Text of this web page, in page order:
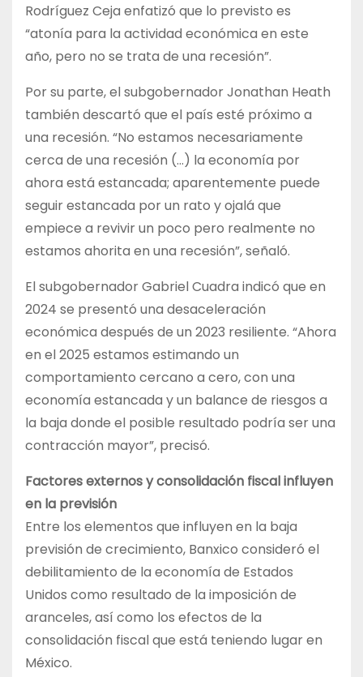
Rodríguez Ceja enfatizó que lo previsto es
“atonía para la actividad económica en este
año, pero no se trata de una recesión”.
Por su parte, el subgobernador Jonathan Heath
también descartó que el país esté próximo a
una recesión. “No estamos necesariamente
cerca de una recesión (…) la economía por
ahora está estancada; aparentemente puede
seguir estancada por un rato y ojalá que
empiece a revivir un poco pero realmente no
estamos ahorita en una recesión”, señaló.
El subgobernador Gabriel Cuadra indicó que en
2024 se presentó una desaceleración
económica después de un 2023 resiliente. “Ahora
en el 2025 estamos estimando un
comportamiento cercano a cero, con una
economía estancada y un balance de riesgos a
la baja donde el posible resultado podría ser una
contracción mayor”, precisó.
Factores externos y consolidación fiscal influyen
en la previsión
Entre los elementos que influyen en la baja
previsión de crecimiento, Banxico consideró el
debilitamiento de la economía de Estados
Unidos como resultado de la imposición de
aranceles, así como los efectos de la
consolidación fiscal que está teniendo lugar en
México.